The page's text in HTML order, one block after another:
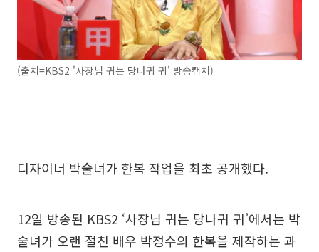
(출처=KBS2 '사장님 귀는 당나귀 귀' 방송캡처)
디자이너 박술녀가 한복 작업을 최초 공개했다.
12일 방송된 KBS2 ‘사장님 귀는 당나귀 귀’에서는 박
술녀가 오랜 절친 배우 박정수의 한복을 제작하는 과